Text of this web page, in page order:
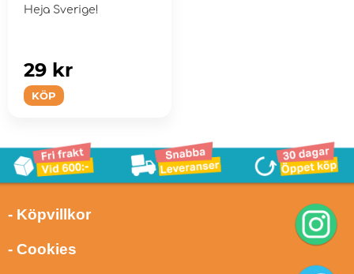
Heja Sverige!
KÖP
29 kr
- Köpvillkor
- Cookies